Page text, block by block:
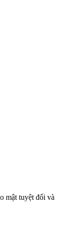
mật tuyệt đối và